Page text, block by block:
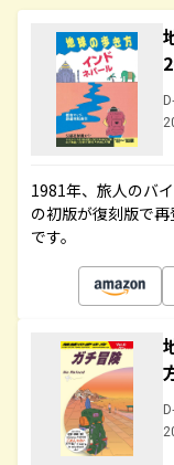
1981年、旅人のバ
の初版が復刻版で
です。